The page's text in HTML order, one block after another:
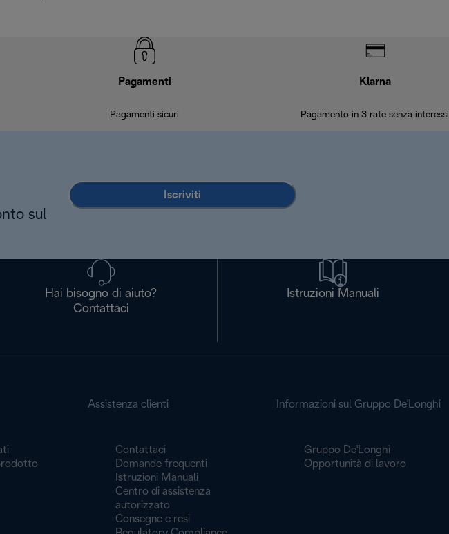
Pagamenti
Pagamenti sicuri
Klarna
Pagamento in 3 rate senza interessi
sul
Iscriviti
Hai bisogno di aiuto?
Contattaci
Istruzioni Manuali
Assistenza clienti
Contattaci
Domande frequenti
Istruzioni Manuali
Centro di assistenza
autorizzato
Consegne e resi
Informazioni sul Gruppo De'Longhi
Gruppo De'Longhi
Opportunità di lavoro